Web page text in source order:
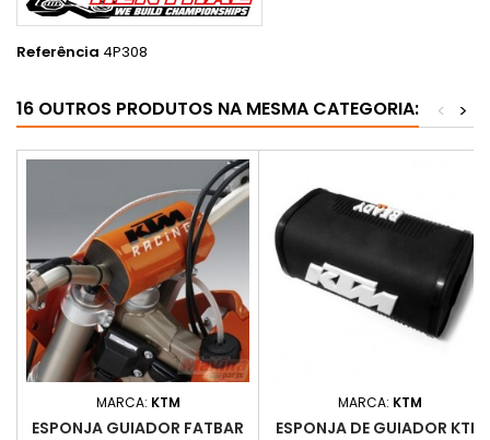
Referência 4P308
16 OUTROS PRODUTOS NA MESMA CATEGORIA: >
<
MARCA: KTM
ESPONJA GUIADOR FATBAR
MARCA: KTM
ESPONJA DE GUIADOR KTM